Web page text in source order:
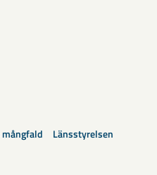
Länsstyrelsen